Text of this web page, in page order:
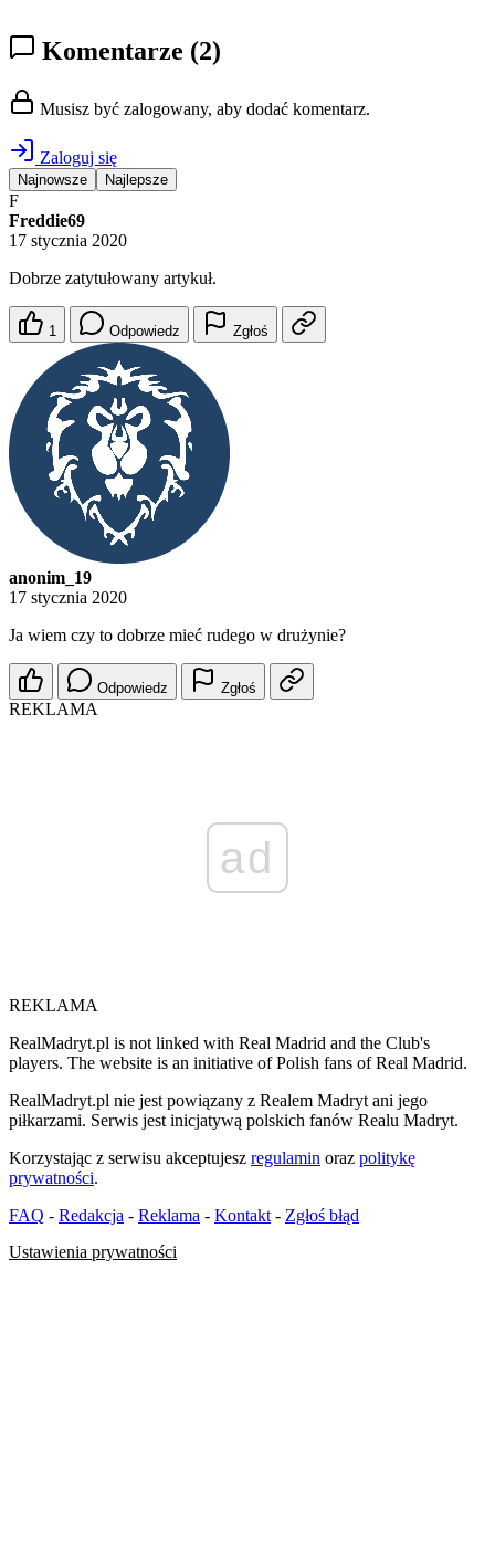
Komentarze (2)
Musisz być zalogowany, aby dodać komentarz.
Zaloguj się
Najnowsze Najlepsze
F
Freddie69
17 stycznia 2020
Dobrze zatytułowany artykuł.
1 Odpowiedz Zgłoś
anonim_19
17 stycznia 2020
Ja wiem czy to dobrze mieć rudego w drużynie?
Odpowiedz Zgłoś
REKLAMA
ad
REKLAMA
RealMadryt.pl is not linked with Real Madrid and the Club's
players. The website is an initiative of Polish fans of Real Madrid.
RealMadryt.pl nie jest powiązany z Realem Madryt ani jego
piłkarzami. Serwis jest inicjatywą polskich fanów Realu Madryt.
Korzystając z serwisu akceptujesz regulamin oraz politykę
prywatności.
FAQ - Redakcja - Reklama - Kontakt - Zgłoś błąd
Ustawienia prywatności